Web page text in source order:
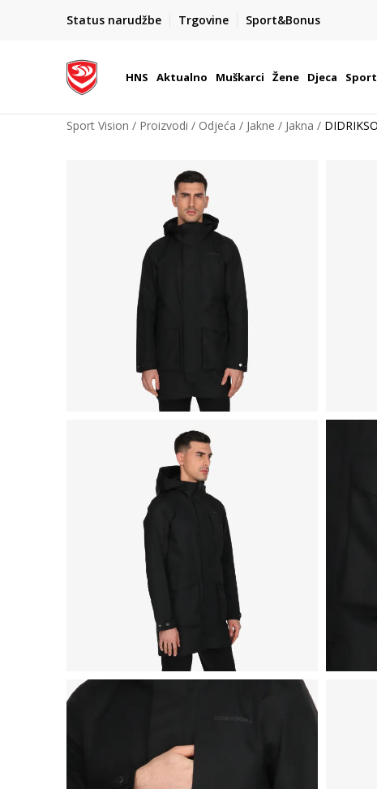
Status narudžbe Trgovine Sport&Bonus
BOX NOW
Dostava 1,50 €
| Više od 800 paketomata u Hrvatskoj
HNS Aktualno Muškarci Žene Djeca
Sport Vision Proizvodi Odjeća Jakne Jakna